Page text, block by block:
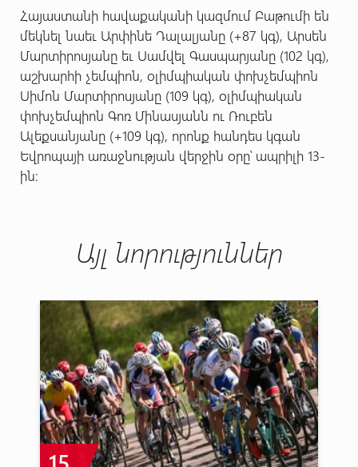
Հայաստանի հավաքականի կազմում Բաթումի են
մեկնել նաեւ Արփինե Դալալյանը (+87 կգ), Արսեն
Մարտիրոսյանը եւ Սամվել Գասպարյանը (102 կգ),
աշխարհի չեմպիոն, օլիմպիական փոխչեմպիոն
Սիմոն Մարտիրոսյանը (109 կգ), օլիմպիական
փոխչեմպիոն Գոռ Մինասյանն ու Ռուբեն
Ալեքսանյանը (+109 կգ), որոնք հանդես կգան
Եվրոպայի առաջնության վերջին օրը՝ ապրիլի 13-
ին:
Այլ նորություններ